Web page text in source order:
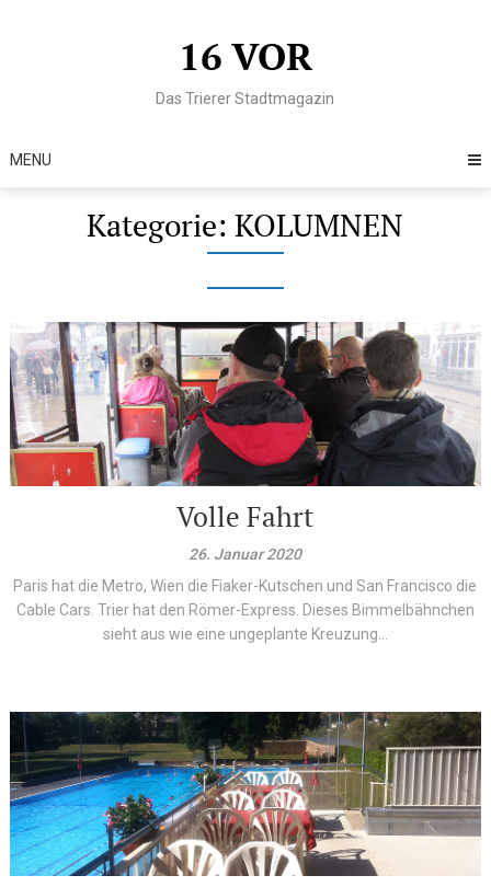
16 VOR
Das Trierer Stadtmagazin
MENU
Kategorie:KOLUMNEN
Volle Fahrt
26. Januar 2020
Paris hat die Metro, Wien die Fiaker-Kutschen und San Francisco die
Cable Cars. Trier hat den Römer-Express. Dieses Bimmelbähnchen
sieht aus wie eine ungeplante Kreuzung...